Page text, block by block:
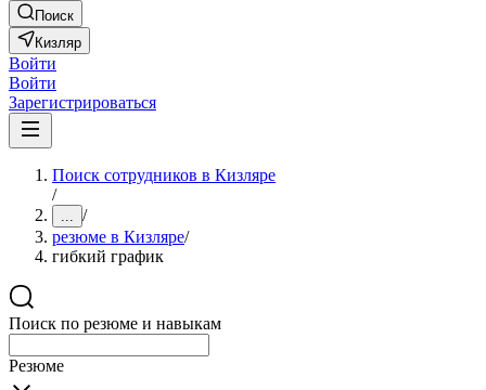
Поиск
Кизляр
Войти
Войти
Зарегистрироваться
Поиск сотрудников в Кизляре
/
... /
резюме в Кизляре/
гибкий график
Поиск по резюме и навыкам
Резюме